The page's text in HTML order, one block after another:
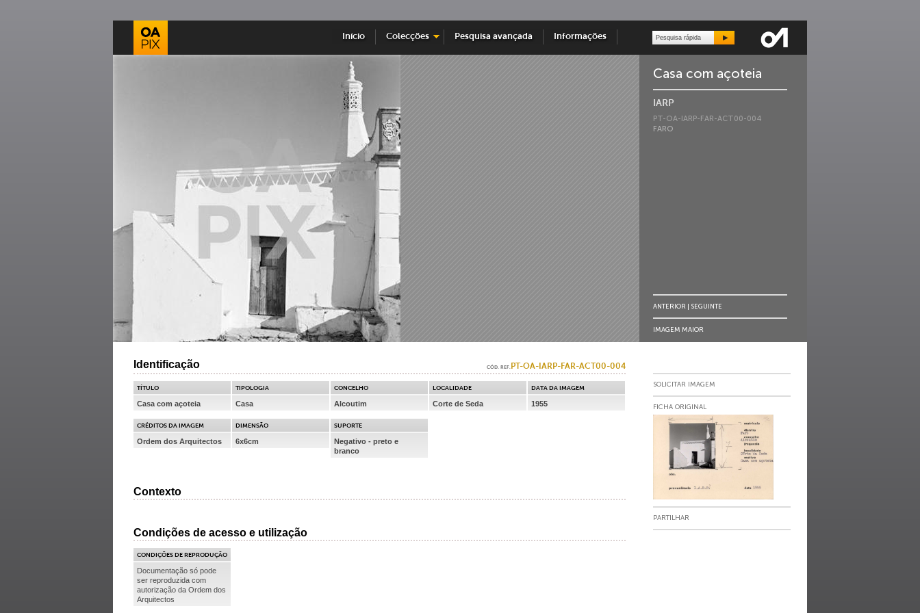
Início Colecções Pesquisa avançada Informações
Casa com açoteia
IARP
PT-OA-IARP-FAR-ACT00-004
FARO
ANTERIOR | SEGUINTE
IMAGEM MAIOR
Identificação CÓD. REF. PT-OA-IARP-FAR-ACT00-004
TÍTULO
Casa com açoteia
TIPOLOGIA
Casa
CONCELHO
Alcoutim
LOCALIDADE
Corte de Seda
DATA DA IMAGEM
1955
CRÉDITOS DA IMAGEM
Ordem dos Arquitectos
DIMENSÃO
6x6cm
SUPORTE
Negativo - preto e
branco
Contexto
Condições de acesso e utilização
CONDIÇÕES DE REPRODUÇÃO
Documentação só pode
ser reproduzida com
autorização da Ordem dos
Arquitectos
SOLICITAR IMAGEM
FICHA ORIGINAL
PARTILHAR